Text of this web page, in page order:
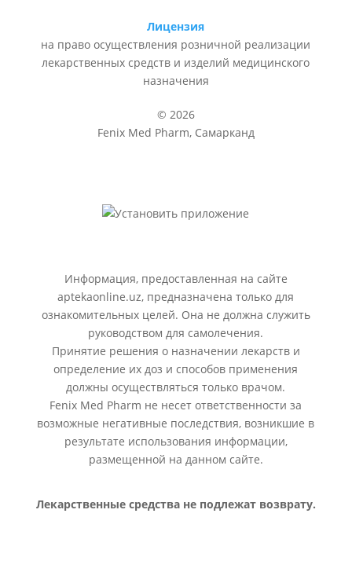
Лицензия
на право осуществления розничной реализации
лекарственных средств и изделий медицинского
назначения
© 2026
Fenix Med Pharm, Самарканд
Информация, предоставленная на сайте
aptekaonline.uz, предназначена только для
ознакомительных целей. Она не должна служить
руководством для самолечения.
Принятие решения о назначении лекарств и
определение их доз и способов применения
должны осуществляться только врачом.
Fenix Med Pharm не несет ответственности за
возможные негативные последствия, возникшие в
результате использования информации,
размещенной на данном сайте.
Лекарственные средства не подлежат возврату.